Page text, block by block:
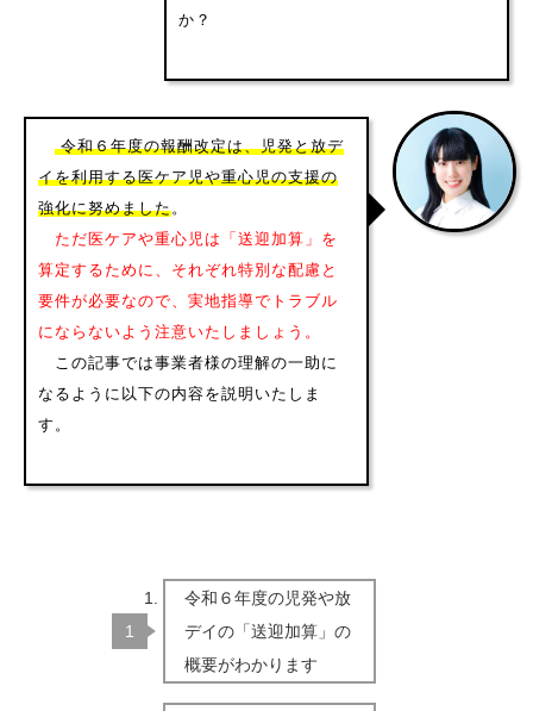
か？
令和６年度の報酬改定は、児発と放デ
イを利用する医ケア児や重心児の支援の
強化に努めました。
ただ医ケアや重心児は「送迎加算」を
算定するために、それぞれ特別な配慮と
要件が必要なので、実地指導でトラブル
にならないよう注意いたしましょう。
この記事では事業者様の理解の一助に
なるように以下の内容を説明いたしま
す。
令和６年度の児発や放
デイの「送迎加算」の
概要がわかります